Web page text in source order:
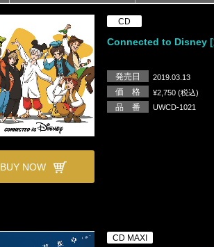
BUY NOW
CD
Connected to Disney [
発売日 2019.03.13
価 格 ¥2,750 (税込)
品 番 UWCD-1021
CD MAXI